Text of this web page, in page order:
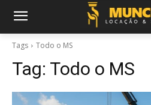
Tags Todo o MS
Tag: Todo o MS